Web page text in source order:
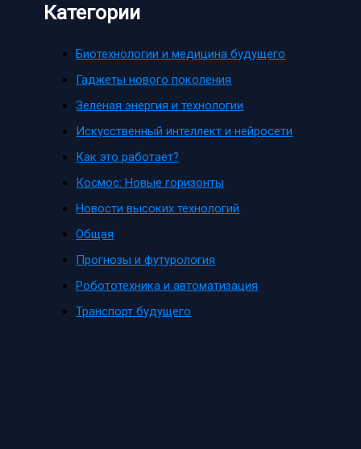
Категории
Биотехнологии и медицина будущего
Гаджеты нового поколения
Зеленая энергия и технологии
Искусственный интеллект и нейросети
Как это работает?
Космос: Новые горизонты
Новости высоких технологий
Общая
Прогнозы и футурология
Робототехника и автоматизация
Транспорт будущего